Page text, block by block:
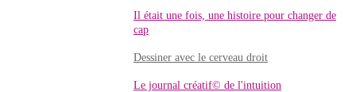
Il était une fois, une histoire pour changer de
cap
Dessiner avec le cerveau droit
Le journal créatif© de l'intuition